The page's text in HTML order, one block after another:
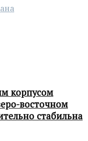
корпусом
восточном
стабильна